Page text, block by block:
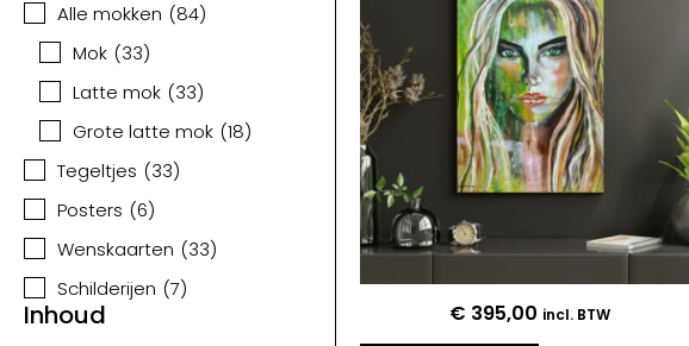
Alle mokken (84)
Mok (33)
Latte mok (33)
Grote latte mok (18)
Tegeltjes (33)
Posters (6)
Wenskaarten (33)
Schilderijen (7)
Inhoud € 395,00 incl. BTW